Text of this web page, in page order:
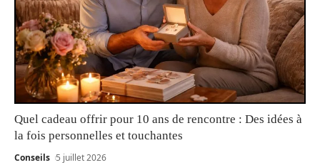
Quel cadeau offrir pour 10 ans de rencontre : Des idées à
la fois personnelles et touchantes
Conseils 5 juillet 2026